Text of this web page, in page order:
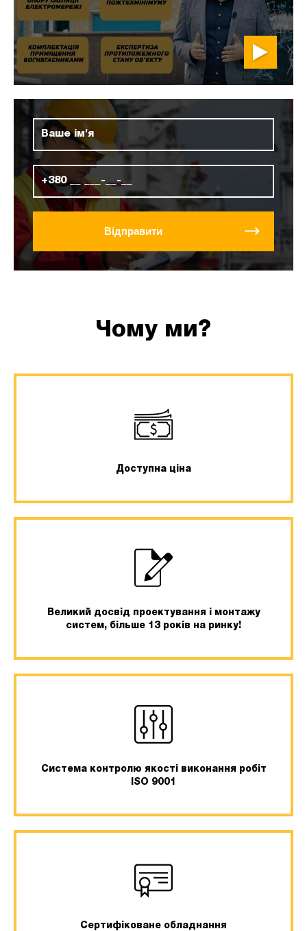
Відправити
Чому ми?
Доступна ціна
Великий досвід проектування і монтажу
систем, більше 13 років на ринку!
Система контролю якості виконання робіт
ISO 9001
Сертифіковане обладнання